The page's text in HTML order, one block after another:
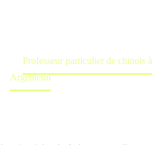
Professeur particulier de chinois à
Argenteuil